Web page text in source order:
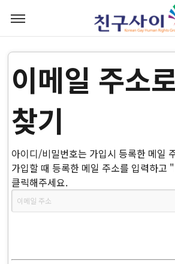
이메일 주소
찾기
아이디/비밀번호는 가입시 등록한 메일
가입할 때 등록한 메일 주소를 입력하고
클릭해주세요.